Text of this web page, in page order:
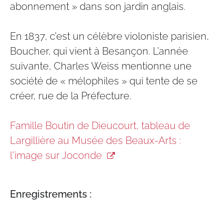
abonnement » dans son jardin anglais.
En 1837, c’est un célèbre violoniste parisien,
Boucher, qui vient à Besançon. L’année
suivante, Charles Weiss mentionne une
société de « mélophiles » qui tente de se
créer, rue de la Préfecture.
Famille Boutin de Dieucourt, tableau de
Largillière au Musée des Beaux-Arts :
l'image sur Joconde
Enregistrements :